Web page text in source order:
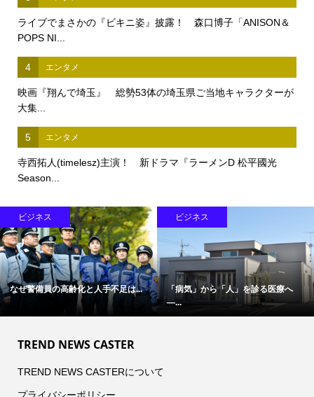
ライブでまさかの『ビキニ姿』披露！ 森口博子「ANISON＆
POPS NI...
4 エンタメ
映画『翔んで埼玉』 総勢53体の埼玉県ご当地キャラクターが
大集...
5 エンタメ
寺西拓人(timelesz)主演！ 新ドラマ『ラーメンD 松平國光
Season...
ビジネス
なぜ警備員の高齢化と人手不足は...
ビジネス
「病気」から「人」を診る医療へ
―...
TREND NEWS CASTER
TREND NEWS CASTERについて